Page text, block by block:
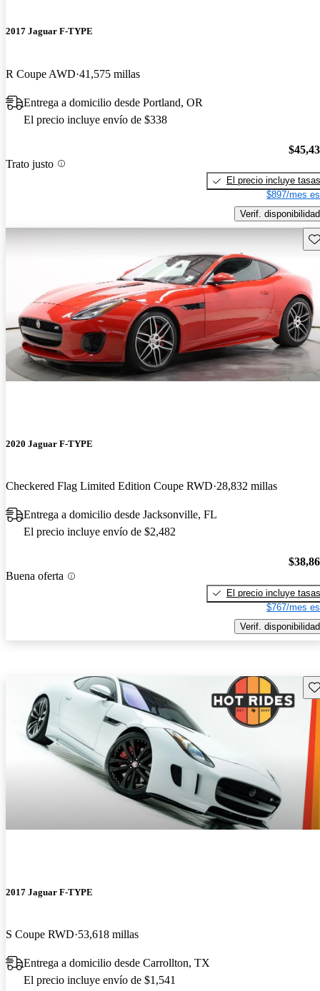
2017 Jaguar F-TYPE
R Coupe AWD 41,575 millas
Entrega a domicilio desde Portland, OR
El precio incluye envío de $338
Trato justo
El precio incluye tasas
$897/mes
Verif. disponibilidad
2020 Jaguar F-TYPE
Checkered Flag Limited Edition Coupe RWD 28,832 millas
Entrega a domicilio desde Jacksonville, FL
El precio incluye envío de $2,482
Buena oferta
El precio incluye tasas
$767/mes
Verif. disponibilidad
2017 Jaguar F-TYPE
S Coupe RWD 53,618 millas
Entrega a domicilio desde Carrollton, TX
El precio incluye envío de $1,541